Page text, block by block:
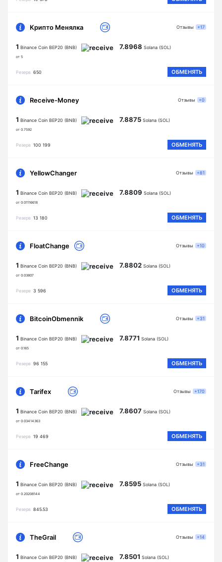
Крипто Менялка
1 Binance Coin BEP20 (BNB)
от 5
7.8968 Solana (SOL)
Резерв 650 ОБМЕНЯТЬ
Отзывы +17
Receive-Money
1 Binance Coin BEP20 (BNB)
от 0.7592
7.8875 Solana (SOL)
Резерв 100 199 ОБМЕНЯТЬ
Отзывы +0
YellowChanger
1 Binance Coin BEP20 (BNB)
от 0.01116618
7.8809 Solana (SOL)
Резерв 13 180 ОБМЕНЯТЬ
Отзывы +81
FloatChange
1 Binance Coin BEP20 (BNB)
от 0.03807
7.8802 Solana (SOL)
Резерв 3 596 ОБМЕНЯТЬ
Отзывы +10
BitcoinObmennik
1 Binance Coin BEP20 (BNB)
от 0.165
7.8771 Solana (SOL)
Резерв 96 155 ОБМЕНЯТЬ
Отзывы +31
Tarifex
1 Binance Coin BEP20 (BNB)
от 0.03414363
7.8607 Solana (SOL)
Резерв 19 469 ОБМЕНЯТЬ
Отзывы +170
FreeChange
1 Binance Coin BEP20 (BNB)
от 0.20208144
7.8595 Solana (SOL)
Резерв 845.53 ОБМЕНЯТЬ
Отзывы +31
TheGrail
1 Binance Coin BEP20 (BNB) 7.8501 Solana (SOL)
Отзывы +14